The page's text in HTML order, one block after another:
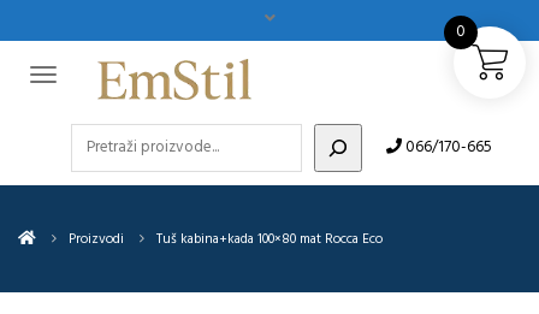
066/170-665
Proizvodi Tuš kabina+kada 100×80 mat Rocca Eco
0